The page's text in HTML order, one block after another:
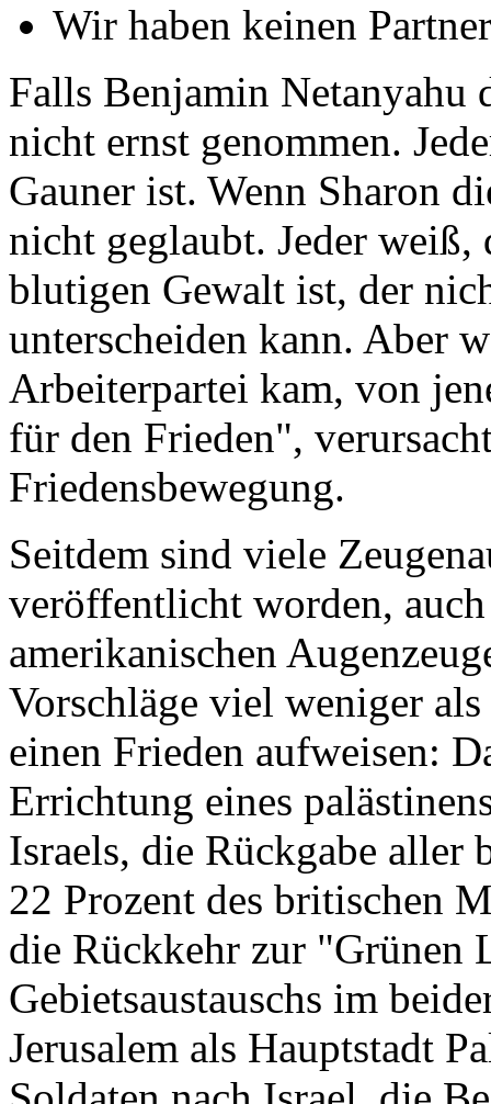
Wir haben keinen
Falls Benjamin Netanyahu
nicht ernst genommen.
Gauner ist. Wenn Sharon
nicht geglaubt. Jeder weiß,
blutigen Gewalt ist, der
unterscheiden kann. Aber
Arbeiterpartei kam, von
für den Frieden",
Friedensbewegung.
Seitdem sind viele
veröffentlicht worden,
amerikanischen
Vorschläge viel weniger
einen Frieden aufweisen:
Errichtung eines
Israels, die Rückgabe aller
22 Prozent des britischen
die Rückkehr zur
Gebietsaustauschs im
Jerusalem als Hauptstadt